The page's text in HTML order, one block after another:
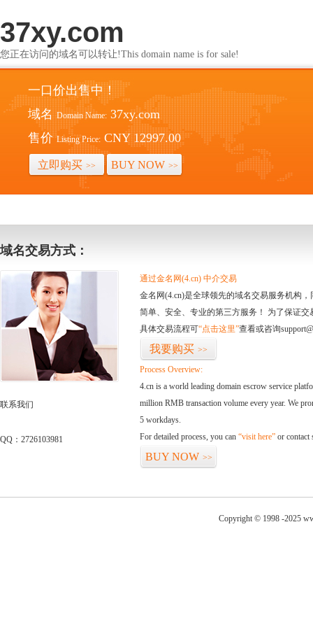
37xy.com
您正在访问的域名可以转让!This domain name is for sale!
一口价出售中！
域名 Domain Name: 37xy.com
售价 Listing Price: CNY 12997.00
立即购买 >> BUY NOW >>
域名交易方式：
联系我们
QQ：2726103981
通过金名网(4.cn) 中介交易
金名网(4.cn)是全球领先的域名交易服务机构
简单、安全、专业的第三方服务！ 为了保证
具体交易流程可“点击这里”查看或咨询
我要购买 >>
Process Overview:
4.cn is a world leading domain escrow service
million RMB transaction volume every year. We
5 workdays.
For detailed process, you can “visit here” or contact
BUY NOW >>
Copyright © 1998 -2025